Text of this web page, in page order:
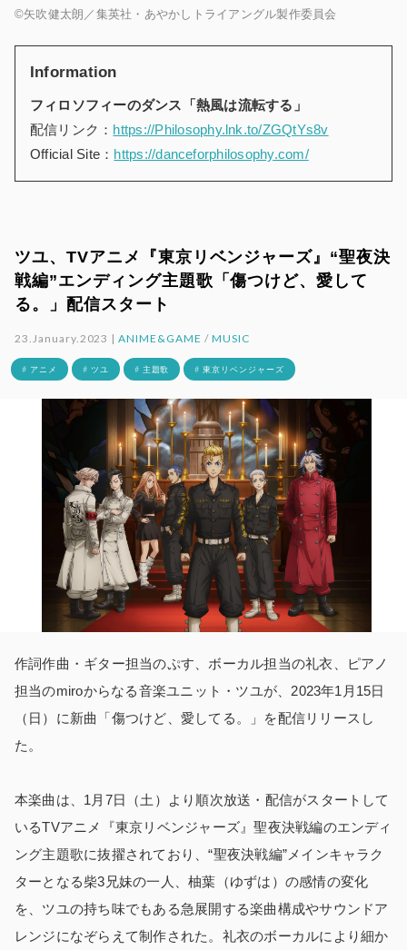
©矢吹健太朗／集英社・あやかしトライアングル製作委員会
Information
フィロソフィーのダンス「熱風は流転する」
配信リンク： https://Philosophy.lnk.to/ZGQtYs8v
Official Site： https://danceforphilosophy.com/
ツユ、TVアニメ『東京リベンジャーズ』“聖夜決
戦編”エンディング主題歌「傷つけど、愛して
る。」配信スタート
23.January.2023 |ANIME&GAME / MUSIC
# アニメ # ツユ # 主題歌 # 東京リベンジャーズ
作詞作曲・ギター担当のぷす、ボーカル担当の礼衣、ピアノ
担当のmiroからなる音楽ユニット・ツユが、2023年1月15日
（日）に新曲「傷つけど、愛してる。」を配信リリースし
た。
本楽曲は、1月7日（土）より順次放送・配信がスタートして
いるTVアニメ『東京リベンジャーズ』聖夜決戦編のエンディ
ング主題歌に抜擢されており、“聖夜決戦編”メインキャラク
ターとなる柴3兄妹の一人、柚葉（ゆずは）の感情の変化
を、ツユの持ち味でもある急展開する楽曲構成やサウンドア
レンジになぞらえて制作された。礼衣のボーカルにより細か